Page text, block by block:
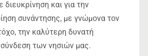
διευκρίνηση και για την
συνάντησης, με γνώμονα τον
την καλύτερη δυνατή
των νησιών μας.